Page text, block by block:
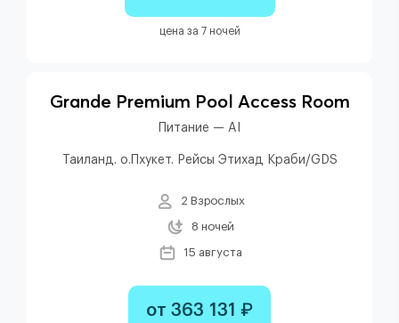
цена за 7 ночей
Grande Premium Pool Access Room
Питание — AI
Таиланд. о.Пхукет. Рейсы Этихад Краби/GDS
2 Взрослых
8 ночей
15 августа
от 363 131 ₽